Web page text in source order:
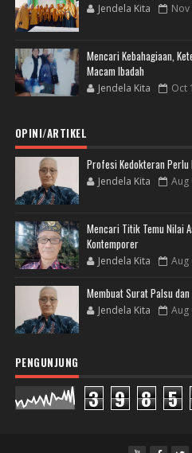
Jendela Kita Nov
Mencari Kebahagiaan,
Macam Ibadah
Jendela Kita Oct
OPINI/ARTIKEL
Profesi Kedokteran
Jendela Kita Aug
Mencari Titik Temu Nilai
Kontemporer
Jendela Kita Aug
Membuat Surat Palsu
Jendela Kita Aug
PENGUNJUNG
3 9 8 5